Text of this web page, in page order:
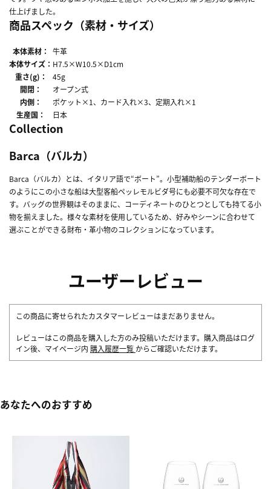
仕上げました。
商品スペック（素材・サイズ）
本体素材：
牛革
本体サイズ： H7.5×W10.5×D1cm
重さ(g)：
45g
開閉：
オープン式
内側：
ポケット×1、カード入れ×3、定期入れ×1
生産国：
日本
Collection
Barca（バルカ）
Barca（バルカ）とは、イタリア語で“ボート”。小型補助船のテンダーボート
のようにこの小さな船は大型客船ペッレモルビダ号にも必要不可欠な存在で
す。バッグの世界観はそのままに、コーディネートのひとつとしても持てる小
物を揃えました。様々な素材を使用しているため、好みやシーンに合わせて
選ぶことができる財布・革小物のコレクションになっています。
ユーザーレビュー
この商品に寄せられたカスタマーレビューはまだありません。
レビューはこの商品を購入した方のみ投稿いただけます。購入商品はログ
イン後、マイページ内 購入履歴一覧 からご確認いただけます。
あなたへのおすすめ